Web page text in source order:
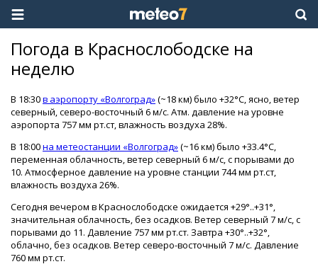
Погода в Краснослободске на
неделю
В 18:30в аэропорту «Волгоград»(~18 км) было +32°C, ясно, ветер
северный, северо-восточный 6 м/с. Атм. давление на уровне
аэропорта 757 мм рт.ст, влажность воздуха 28%.
В 18:00на метеостанции «Волгоград»(~16 км) было +33.4°C,
переменная облачность, ветер северный 6 м/с, с порывами до
10. Атмосферное давление на уровне станции 744 мм рт.ст,
влажность воздуха 26%.
Сегодня вечером в Краснослободске ожидается +29°..+31°,
значительная облачность, без осадков. Ветер северный 7 м/с, с
порывами до 11. Давление 757 мм рт.ст. Завтра +30°..+32°,
облачно, без осадков. Ветер северо-восточный 7 м/с. Давление
760 мм рт.ст.